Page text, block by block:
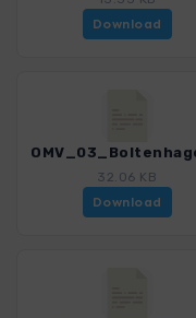
Download
32.06 KB
Download